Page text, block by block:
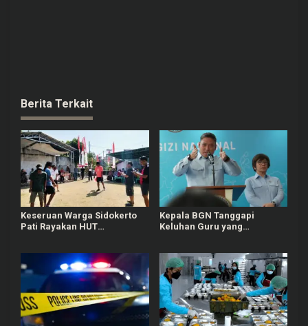
Berita Terkait
Keseruan Warga Sidokerto
Pati Rayakan HUT
berbaris
Kepala BGN Tanggapi
Keluhan Guru yang